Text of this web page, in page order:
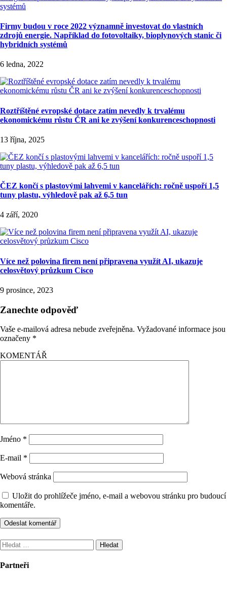
Firmy budou v roce 2022 významně investovat do vlastních
zdrojů energie. Například do fotovoltaiky, bioplynových stanic či
hybridních systémů
6 ledna, 2022
Roztříštěné evropské dotace zatím nevedly k trvalému
ekonomickému růstu ČR ani ke zvýšení konkurenceschopnosti
13 října, 2025
ČEZ končí s plastovými lahvemi v kancelářích: ročně uspoří 1,5
tuny plastu, výhledově pak až 6,5 tun
4 září, 2020
Více než polovina firem není připravena využít AI, ukazuje
celosvětový průzkum Cisco
9 prosince, 2023
Zanechte odpověď
Vaše e-mailová adresa nebude zveřejněna. Vyžadované informace jsou
označeny *
KOMENTÁŘ
Jméno *
E-mail *
Webová stránka
Uložit do prohlížeče jméno, e-mail a webovou stránku pro budoucí
komentáře.
Vyhledávání
Partneři